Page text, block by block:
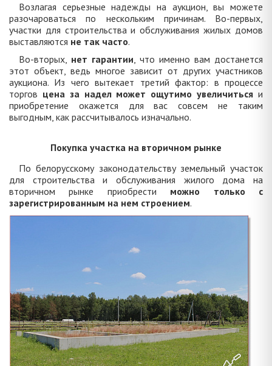
Возлагая серьезные надежды на аукцион, вы можете
разочароваться по нескольким причинам. Во-первых,
участки для строительства и обслуживания жилых домов
выставляются не так часто.
Во-вторых, нет гарантии, что именно вам достанется
этот объект, ведь многое зависит от других участников
аукциона. Из чего вытекает третий фактор: в процессе
торгов цена за надел может ощутимо увеличиться и
приобретение окажется для вас совсем не таким
выгодным, как рассчитывалось изначально.
Покупка участка на вторичном рынке
По белорусскому законодательству земельный участок
для строительства и обслуживания жилого дома на
вторичном рынке приобрести можно только с
зарегистрированным на нем строением.